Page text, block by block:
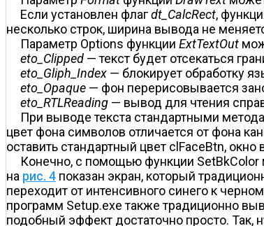
Если установлен флагdt_CalcRect,
несколько строк, ширина вывода не
Параметр Options функции ExtTextOut
eto_Clipped — текст будет отсекаться
eto_Gliph_Index — блокирует обработку
eto_Opaque — фон перерисовывается
eto_RTLReading — вывод для чтения
При выводе текста стандартными
цвет фона символов отличается от фона
оставить стандартный цвет clFaceBtn, окно
Конечно, с помощью функции
на рис. 4 показан экран, который
переходит от интенсивного синего к
программ Setup.exe также традиционно
подобный эффект достаточно просто. Так,